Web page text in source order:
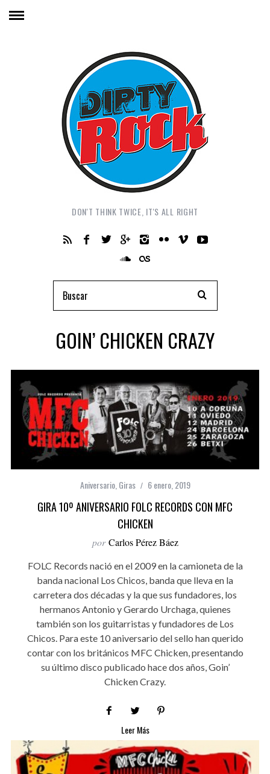
DON'T THINK TWICE, IT'S ALL RIGHT
GOIN’ CHICKEN CRAZY
Aniversario, Giras 6 enero, 2019
GIRA 10º ANIVERSARIO FOLC RECORDS CON MFC
CHICKEN
por Carlos Pérez Báez
FOLC Records nació en el 2009 en la camioneta de la
banda nacional Los Chicos, banda que lleva en la
carretera dos décadas y la que sus fundadores, los
hermanos Antonio y Gerardo Urchaga, quienes
también son los guitarristas y fundadores de Los
Chicos. Para este 10 aniversario del sello han querido
contar con los británicos MFC Chicken, presentando
su último disco publicado hace dos años, Goin’
Chicken Crazy.
Leer Más